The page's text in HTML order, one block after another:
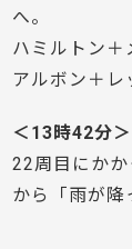
へ。
ハミルトン＋
アルボン＋レ
＜13時42分＞
22周目にか
から「雨が降